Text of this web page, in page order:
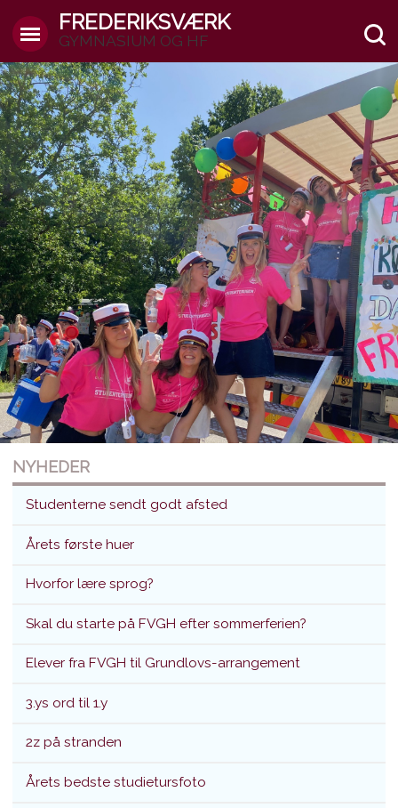
FREDERIKSVÆRK
GYMNASIUM OG HF
Studenterne sendt godt afsted
NYHEDER
Studenterne sendt godt afsted
Årets første huer
Hvorfor lære sprog?
Skal du starte på FVGH efter sommerferien?
Elever fra FVGH til Grundlovs-arrangement
3.ys ord til 1.y
2z på stranden
Årets bedste studietursfoto